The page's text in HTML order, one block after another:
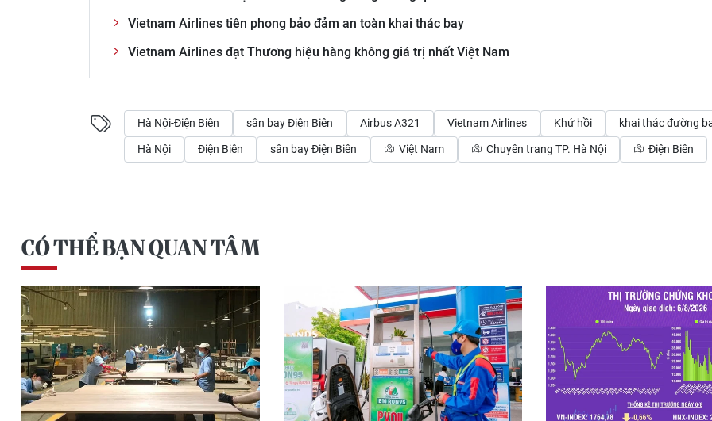
Vietnam Airlines tiên phong bảo đảm an toàn khai thác bay
Vietnam Airlines đạt Thương hiệu hàng không giá trị nhất Việt Nam
Hà Nội-Điện Biên sân bay Điện Biên Airbus A321 Vietnam Airlines Khứ hồi khai thác đường
Hà Nội Điện Biên sân bay Điện Biên Việt Nam Chuyên trang TP. Hà Nội Điện Biên
CÓ THỂ BẠN QUAN TÂM